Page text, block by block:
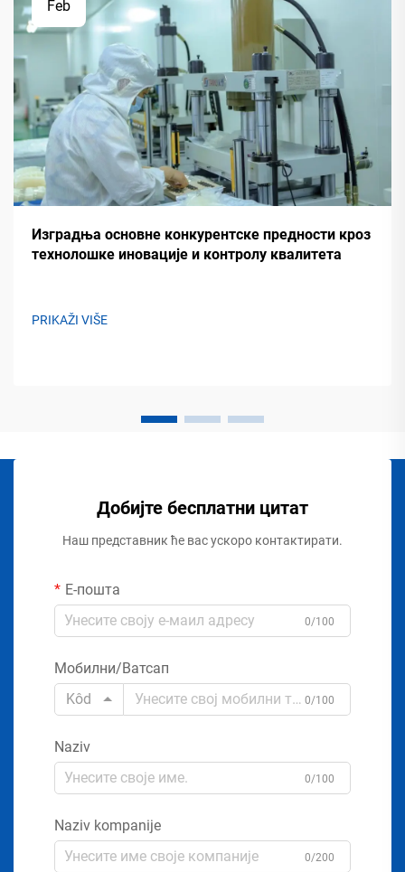
Feb
Изградња основне конкурентске предности кроз
технолошке иновације и контролу квалитета
PRIKAŽI VIŠE
Добијте бесплатни цитат
Наш представник ће вас ускоро контактирати.
Е-пошта
0/100
Мобилни/Ватсап
Kôd
0/100
Naziv
0/100
Naziv kompanije
0/200